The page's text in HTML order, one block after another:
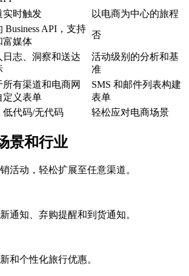
实时触发
以电商为中心的旅程
Business API，支持
富媒体
否
日志、洞察和送达
活动级别的分析和基
准
所有渠道和电商网
定义表单
SMS 和邮件列表构建
表单
低代码/无代码 轻松应对电商场景
景和行业
活动，轻松扩展至任意渠道。
通知、弃购提醒和到货通知。
和个性化旅行优惠。